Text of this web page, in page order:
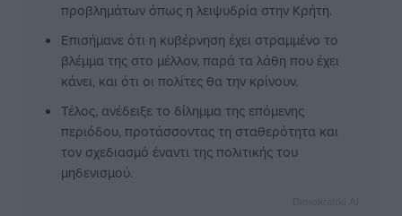
προβλημάτων όπως η λειψυδρία στην Κρήτη.
Επισήμανε ότι η κυβέρνηση έχει στραμμένο το
βλέμμα της στο μέλλον, παρά τα λάθη που έχει
κάνει, και ότι οι πολίτες θα την κρίνουν.
Τέλος, ανέδειξε το δίλημμα της επόμενης
περιόδου, προτάσσοντας τη σταθερότητα και
τον σχεδιασμό έναντι της πολιτικής του
μηδενισμού.